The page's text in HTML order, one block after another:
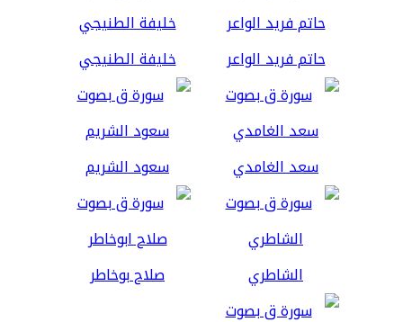
حاتم فريد الواعر خليفة الطنيجي
سعد الغامدي سعود الشريم
الشاطري صلاح بوخاطر